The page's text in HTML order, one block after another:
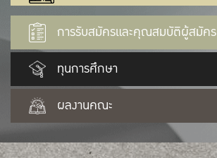
การรับสมัครและคุณสมบัติผู้สมัคร
ทุนการศึกษา
ผลงานคณะ